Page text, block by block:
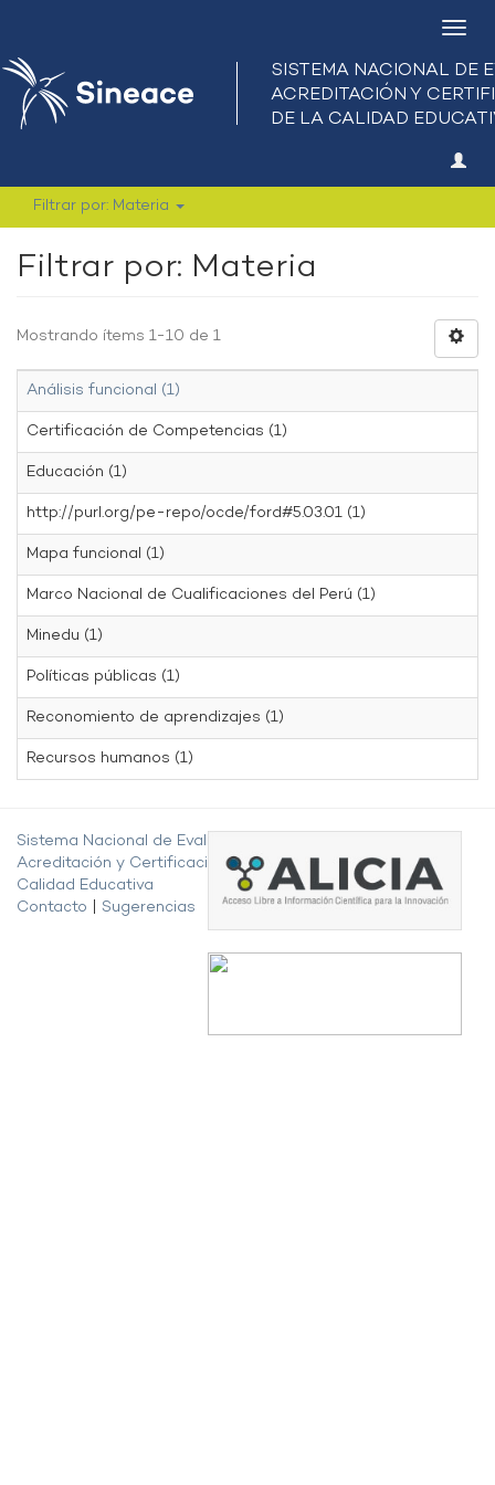
Filtrar por: Materia
Filtrar por: Materia
Mostrando ítems 1-10 de 1
Análisis funcional (1)
Certificación de Competencias (1)
Educación (1)
http://purl.org/pe-repo/ocde/ford#5.03.01 (1)
Mapa funcional (1)
Marco Nacional de Cualificaciones del Perú (1)
Minedu (1)
Políticas públicas (1)
Reconomiento de aprendizajes (1)
Recursos humanos (1)
Sistema Nacional de Evaluación,
Acreditación y Certificación de la
Calidad Educativa
Contacto
Sugerencias